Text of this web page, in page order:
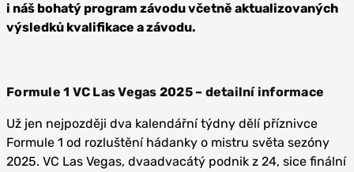
i náš bohatý program závodu včetně aktualizovaných
výsledků kvalifikace a závodu.
Formule 1 VC Las Vegas 2025 – detailní informace
Už jen nejpozději dva kalendářní týdny dělí příznivce
Formule 1 od rozluštění hádanky o mistru světa sezóny
2025. VC Las Vegas, dvaadvacátý podnik z 24, sice finální